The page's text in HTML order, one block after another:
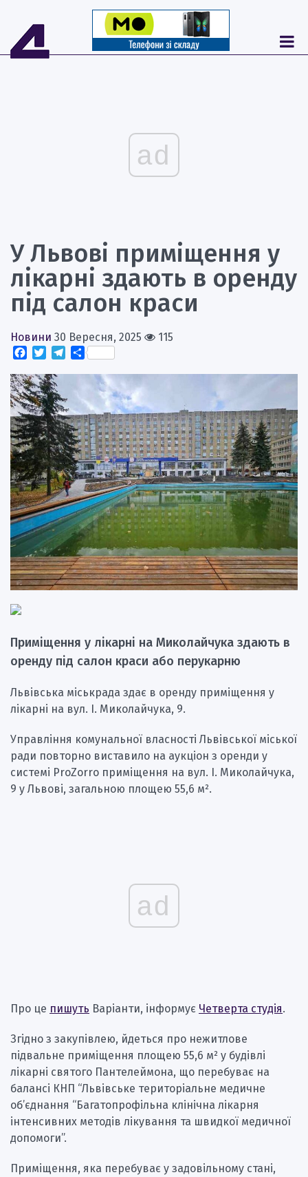
ad
У Львові приміщення у
лікарні здають в оренду
під салон краси
Новини 30 Вересня, 2025
115
Facebook
TwitterTelegram
Поділитися
Приміщення у лікарні на Миколайчука здають в
оренду під салон краси або перукарню
Львівська міськрада здає в оренду приміщення у
лікарні на вул. І. Миколайчука, 9.
Управління комунальної власності Львівської міської
ради повторно виставило на аукціон з оренди у
системі ProZorro приміщення на вул. І. Миколайчука,
9 у Львові, загальною площею 55,6 м².
ad
Про це пишуть Варіанти, інформує Четверта студія.
Згідно з закупівлею, йдеться про нежитлове
підвальне приміщення площею 55,6 м² у будівлі
лікарні святого Пантелеймона, що перебуває на
балансі КНП “Львівське територіальне медичне
об’єднання “Багатопрофільна клінічна лікарня
інтенсивних методів лікування та швидкої медичної
допомоги”.
Приміщення, яка перебуває у задовільному стані,